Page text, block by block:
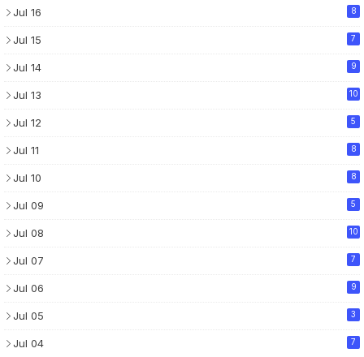
Jul 16 8
Jul 15 7
Jul 14 9
Jul 13 10
Jul 12 5
Jul 11 8
Jul 10 8
Jul 09 5
Jul 08 10
Jul 07 7
Jul 06 9
Jul 05 3
Jul 04 7